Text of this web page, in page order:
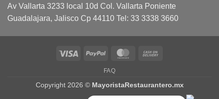
Av Vallarta 3233 local 10d Col. Vallarta Poniente
Guadalajara, Jalisco Cp 44110 Tel: 33 3338 3660
Visa PayPal MasterCard
FAQ
Copyright 2026 © MayoristaRestaurantero.mx